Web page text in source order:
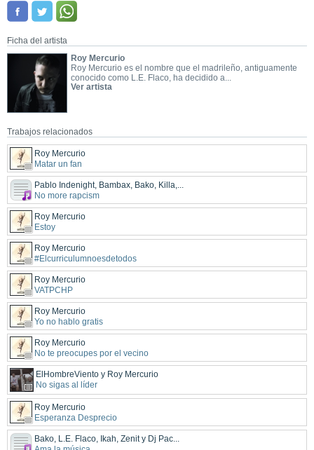
Ficha del artista
Roy Mercurio
Roy Mercurio es el nombre que el madrileño, antiguamente
conocido como L.E. Flaco, ha decidido a...
Ver artista
Trabajos relacionados
Roy Mercurio
Matar un fan
Pablo Indenight, Bambax, Bako, Killa,...
No more rapcism
Roy Mercurio
Estoy
Roy Mercurio
#Elcurriculumnoesdetodos
Roy Mercurio
VATPCHP
Roy Mercurio
Yo no hablo gratis
Roy Mercurio
No te preocupes por el vecino
ElHombreViento y Roy Mercurio
No sigas al líder
Roy Mercurio
Esperanza Desprecio
Bako, L.E. Flaco, Ikah, Zenit y Dj Pac...